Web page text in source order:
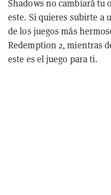
Shadows no cambiará
este. Si quieres subirte a
de los juegos más
Redemption 2, mientras
este es el juego para ti.